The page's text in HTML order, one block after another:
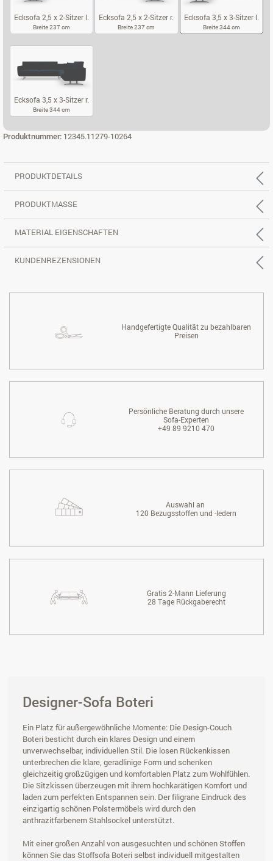
Ecksofa 2,5 x 2-Sitzer l.
Breite 237 cm
Ecksofa 2,5 x 2-Sitzer r.
Breite 237 cm
Ecksofa 3,5 x 3-Sitzer l.
Breite 344 cm
Ecksofa 3,5 x 3-Sitzer r.
Breite 344 cm
Produktnummer: 12345.11279-10264
PRODUKTDETAILS
PRODUKTMASSE
MATERIAL EIGENSCHAFTEN
KUNDENREZENSIONEN
Handgefertigte Qualität zu bezahlbaren
Preisen
Persönliche Beratung durch unsere
Sofa-Experten
+49 89 9210 470
Auswahl an
120 Bezugsstoffen und -ledern
Gratis 2-Mann Lieferung
28 Tage Rückgaberecht
Designer-Sofa Boteri
Ein Platz für außergewöhnliche Momente: Die Design-Couch
Boteri besticht durch ein klares Design und einem
unverwechselbar, individuellen Stil. Die losen Rückenkissen
unterbrechen die klare, geradlinige Form und schenken
gleichzeitig großzügigen und komfortablen Platz zum Wohlfühlen.
Die Sitzkissen überzeugen mit ihrem hochkarätigen Komfort und
laden zum perfekten Entspannen sein. Der filigrane Eindruck des
einzigartig schönen Polstermöbels wird durch den
anthrazitfarbenem Stahlsockel unterstützt.
Mit einer großen Anzahl von ausgesuchten und schönen Stoffen
können Sie das Stoffsofa Boteri selbst individuell mitgestalten